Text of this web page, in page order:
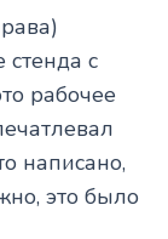
стенда с
рабочее
написано,
это было